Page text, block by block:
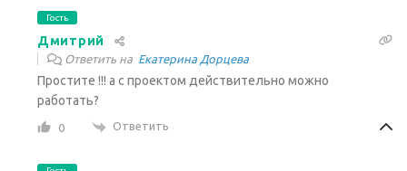
Гость
Дмитрий
Ответить на Екатерина Дорцева
Простите !!! а с проектом действительно можно
работать?
0 Ответить